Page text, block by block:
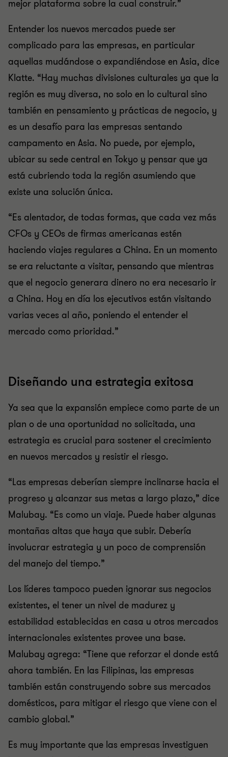
mejor plataforma sobre la cual construir.”
Entender los nuevos mercados puede ser
complicado para las empresas, en particular
aquellas mudándose o expandiéndose en Asia, dice
Klatte. “Hay muchas divisiones culturales ya que la
región es muy diversa, no solo en lo cultural sino
también en pensamiento y prácticas de negocio, y
es un desafío para las empresas sentando
campamento en Asia. No puede, por ejemplo,
ubicar su sede central en Tokyo y pensar que ya
está cubriendo toda la región asumiendo que
existe una solución única.
“Es alentador, de todas formas, que cada vez más
CFOs y CEOs de firmas americanas estén
haciendo viajes regulares a China. En un momento
se era reluctante a visitar, pensando que mientras
que el negocio generara dinero no era necesario ir
a China. Hoy en día los ejecutivos están visitando
varias veces al año, poniendo el entender el
mercado como prioridad.”
Diseñando una estrategia exitosa
Ya sea que la expansión empiece como parte de un
plan o de una oportunidad no solicitada, una
estrategia es crucial para sostener el crecimiento
en nuevos mercados y resistir el riesgo.
“Las empresas deberían siempre inclinarse hacia el
progreso y alcanzar sus metas a largo plazo,” dice
Malubay. “Es como un viaje. Puede haber algunas
montañas altas que haya que subir. Debería
involucrar estrategia y un poco de comprensión
del manejo del tiempo.”
Los líderes tampoco pueden ignorar sus negocios
existentes, el tener un nivel de madurez y
estabilidad establecidas en casa u otros mercados
internacionales existentes provee una base.
Malubay agrega: “Tiene que reforzar el donde está
ahora también. En las Filipinas, las empresas
también están construyendo sobre sus mercados
domésticos, para mitigar el riesgo que viene con el
cambio global.”
Es muy importante que las empresas investiguen